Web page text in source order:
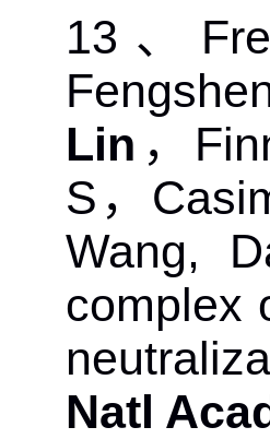
13 、
Lin ，
S ，
Wang,
complex
Natl